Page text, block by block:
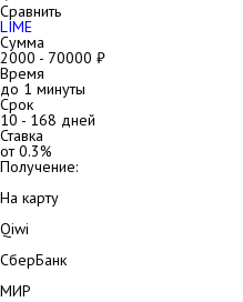
Сравнить
LIME
Сумма
2000 - 70000 ₽
Время
до 1 минуты
Срок
10 - 168 дней
Ставка
от0.3%
Получение:
На карту
Qiwi
СберБанк
МИР